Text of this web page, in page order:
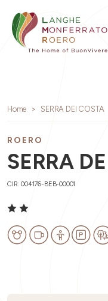
Home SERRA DEI COSTA
ROERO
SERRA
CIR: 004176-BEB-00001